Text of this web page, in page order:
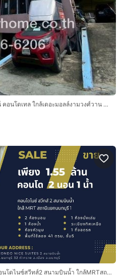
คอนโดมิเนียม 50.03 ตร.ม. ฎารัตน์ คอนโดเทล ใกล้เดอะมอลล์งามวงศ์วาน ซอยงามวงศ์วาน25 ถนนงามวงศ์วาน เมืองนนทบุรี นนทบุรี
เพียง 1.55 ลบ 2นอน 1น้ำ 41ตรม คอนโดไนซ์สวีทส์2 สนามบินน้ำ ใกล้MRTสถานีแยกนนทบุรี1